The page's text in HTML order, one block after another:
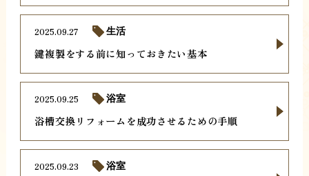
鍵複製をする前に知っておきたい基本
2025.09.27 生活
浴槽交換リフォームを成功させるための手順
2025.09.25 浴室
2025.09.23 浴室